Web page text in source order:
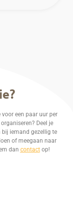
een paar uur per
Deel je
iemand gezellig te
of meegaan naar
dan contactop!